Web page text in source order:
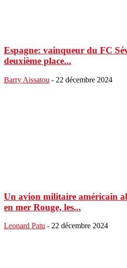
Espagne: vainqueur du FC
deuxième place...
Barry Aissatou - 22 décembre 2024
Un avion militaire américain
en mer Rouge, les...
Leonard Patu - 22 décembre 2024